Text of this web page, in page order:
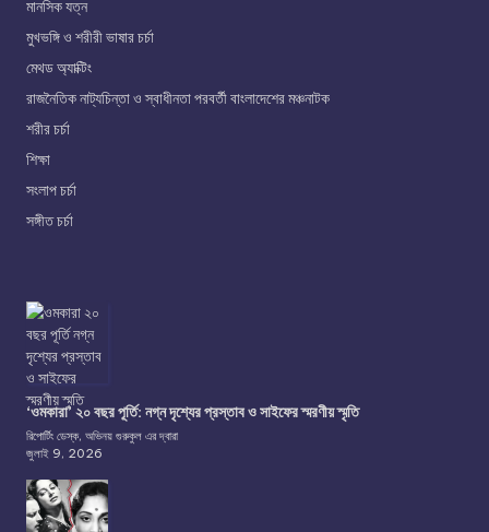
মানসিক যত্ন
মুখভঙ্গি ও শরীরী ভাষার চর্চা
মেথড অ্যাক্টিং
রাজনৈতিক নাট্যচিন্তা ও স্বাধীনতা পরবর্তী বাংলাদেশের মঞ্চনাটক
শরীর চর্চা
শিক্ষা
সংলাপ চর্চা
সঙ্গীত চর্চা
‘ওমকারা’ ২০ বছর পূর্তি: নগ্ন দৃশ্যের প্রস্তাব ও সাইফের স্মরণীয় স্মৃতি
রিপোর্টিং ডেস্ক, অভিনয় গুরুকুল এর দ্বারা
জুলাই 9, 2026